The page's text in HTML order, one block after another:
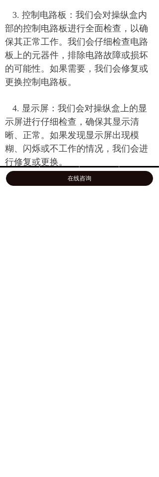
3. 控制电路板：我们会对操纵盒内
部的控制电路板进行全面检查，以确
保其正常工作。我们会仔细检查电路
板上的元器件，排除电路故障或损坏
的可能性。如果需要，我们会修复或
更换控制电路板。
4. 显示屏：我们会对操纵盒上的显
示屏进行仔细检查，确保其显示清
晰、正常。如果发现显示屏出现模
糊、闪烁或不工作的情况，我们会进
行修复或更换。
5. 电源模块：我们会检查操纵盒的
公司介绍 产品展示
在线咨询